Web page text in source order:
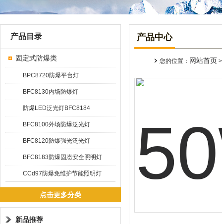
产品目录
固定式防爆类
BPC8720防爆平台灯
BFC8130内场防爆灯
防爆LED泛光灯BFC8184
BFC8100外场防爆泛光灯
BFC8120防爆强光泛光灯
BFC8183防爆固态安全照明灯
CCd97防爆免维护节能照明灯
点击更多分类
新品推荐
产品中心
您的位置： 网站首页